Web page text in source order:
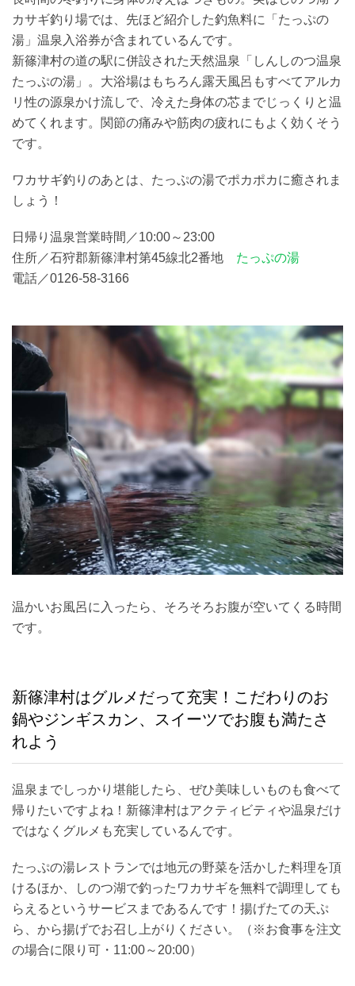
カサギ釣り場では、先ほど紹介した釣魚料に「たっぷの
湯」温泉入浴券が含まれているんです。
新篠津村の道の駅に併設された天然温泉「しんしのつ温泉
たっぷの湯」。大浴場はもちろん露天風呂もすべてアルカ
リ性の源泉かけ流しで、冷えた身体の芯までじっくりと温
めてくれます。関節の痛みや筋肉の疲れにもよく効くそう
です。
ワカサギ釣りのあとは、たっぷの湯でポカポカに癒されま
しょう！
日帰り温泉営業時間／10:00～23:00
住所／石狩郡新篠津村第45線北2番地 たっぷの湯
電話／0126-58-3166
温かいお風呂に入ったら、そろそろお腹が空いてくる時間
です。
新篠津村はグルメだって充実！こだわりのお
鍋やジンギスカン、スイーツでお腹も満たさ
れよう
温泉までしっかり堪能したら、ぜひ美味しいものも食べて
帰りたいですよね！新篠津村はアクティビティや温泉だけ
ではなくグルメも充実しているんです。
たっぷの湯レストランでは地元の野菜を活かした料理を頂
けるほか、しのつ湖で釣ったワカサギを無料で調理しても
らえるというサービスまであるんです！揚げたての天ぷ
ら、から揚げでお召し上がりください。（※お食事を注文
の場合に限り可・11:00～20:00）